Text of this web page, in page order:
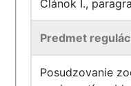
Článok I.,
Predmet
Posudzovanie